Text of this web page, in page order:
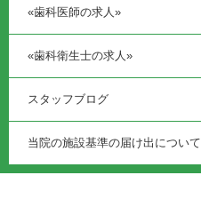
«歯科医師の求人»
«歯科衛生士の求人»
スタッフブログ
当院の施設基準の届け出について